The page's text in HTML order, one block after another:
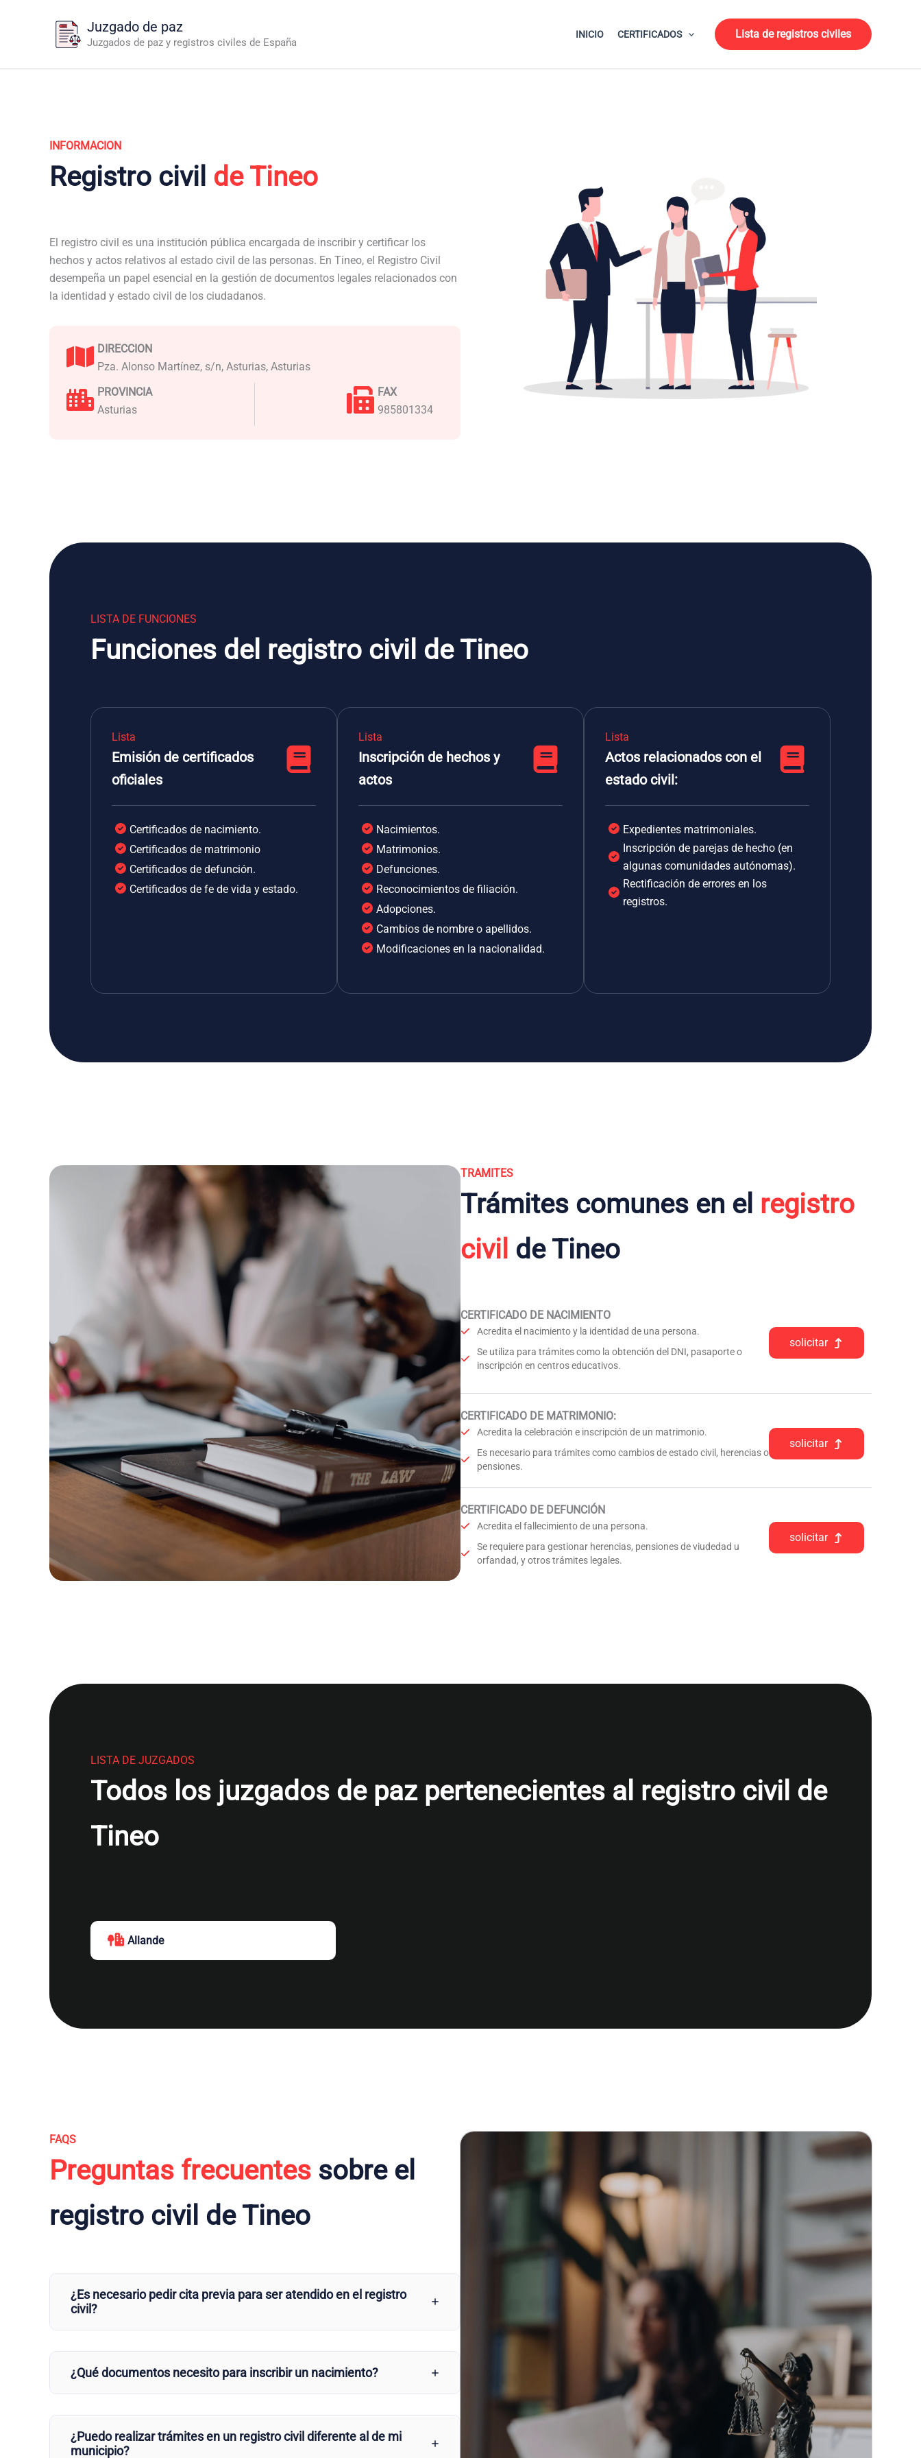
Juzgado de paz
Juzgados de paz y registros civiles de España
INICIO CERTIFICADOS Lista de registros civiles
INFORMACION
Registro civil de Tineo
El registro civil es una institución pública encargada de inscribir y certificar los
hechos y actos relativos al estado civil de las personas. En Tineo, el Registro Civil
desempeña un papel esencial en la gestión de documentos legales relacionados con
la identidad y estado civil de los ciudadanos.
DIRECCION
Pza. Alonso Martínez, s/n, Asturias, Asturias
PROVINCIA
Asturias
FAX
985801334
LISTA DE FUNCIONES
Funciones del registro civil de Tineo
Lista
Emisión de certificados
oficiales
Certificados de nacimiento.
Certificados de matrimonio
Certificados de defunción.
Certificados de fe de vida y estado.
Lista
Inscripción de hechos y
actos
Nacimientos.
Matrimonios.
Defunciones.
Reconocimientos de filiación.
Adopciones.
Cambios de nombre o apellidos.
Modificaciones en la nacionalidad.
Lista
Actos relacionados con el
estado civil:
Expedientes matrimoniales.
Inscripción de parejas de hecho (en
algunas comunidades autónomas).
Rectificación de errores en los
registros.
TRAMITES
Trámites comunes en el registro
civil de Tineo
CERTIFICADO DE NACIMIENTO
Acredita el nacimiento y la identidad de una persona.
Se utiliza para trámites como la obtención del DNI, pasaporte o
inscripción en centros educativos.
solicitar
CERTIFICADO DE MATRIMONIO:
Acredita la celebración e inscripción de un matrimonio.
Es necesario para trámites como cambios de estado civil, herencias o
pensiones.
solicitar
CERTIFICADO DE DEFUNCIÓN
Acredita el fallecimiento de una persona.
Se requiere para gestionar herencias, pensiones de viudedad u
orfandad, y otros trámites legales.
solicitar
LISTA DE JUZGADOS
Todos los juzgados de paz pertenecientes al registro civil de
Tineo
Allande
FAQS
Preguntas frecuentes sobre el
registro civil de Tineo
¿Es necesario pedir cita previa para ser atendido en el registro
civil?
¿Qué documentos necesito para inscribir un nacimiento?
¿Puedo realizar trámites en un registro civil diferente al de mi
municipio?